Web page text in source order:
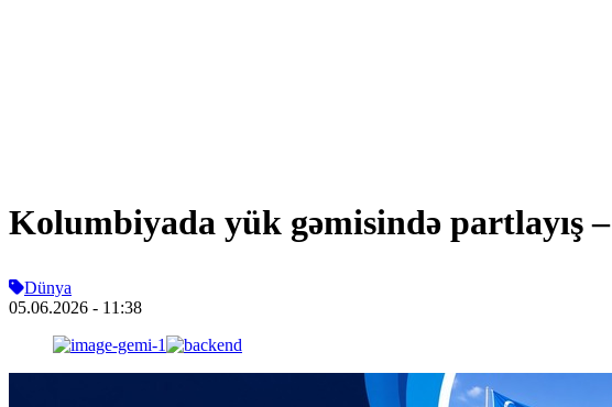
Kolumbiyada yük gəmisində partlayış –
Dünya
05.06.2026 - 11:38